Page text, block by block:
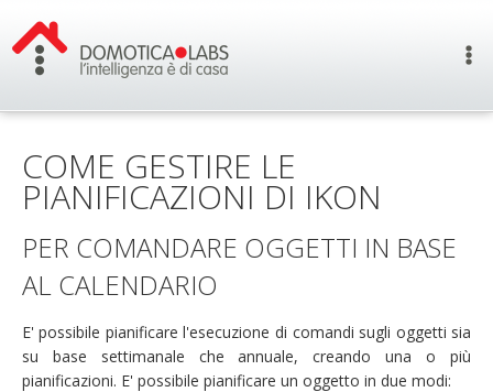
COME GESTIRE LE
PIANIFICAZIONI DI IKON
PER COMANDARE OGGETTI IN BASE
AL CALENDARIO
E' possibile pianificare l'esecuzione di comandi sugli oggetti sia
su base settimanale che annuale, creando una o più
pianificazioni. E' possibile pianificare un oggetto in due modi: